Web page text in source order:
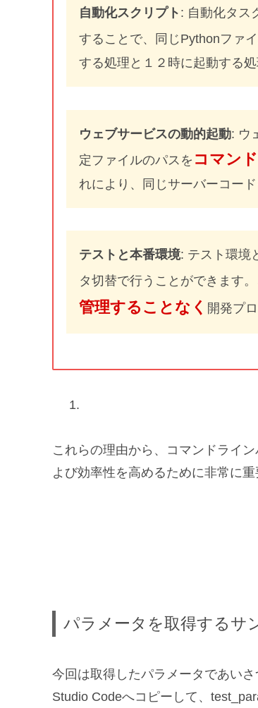
自動化スクリプト : 自動化タス
することで、同じPythonファ
する処理と１２時に起動する処
ウェブサービスの動的起動: ウ
定ファイルのパスを コマン
れにより、同じサーバーコー
テストと本番環境: テスト環境
タ切替で行うことができます
管理することなく 開発プ
これらの理由から、コマンドライ
よび効率性を高めるために非常に重
パラメータを取得するサ
今回は取得したパラメータであい
Studio Codeへコピーして、